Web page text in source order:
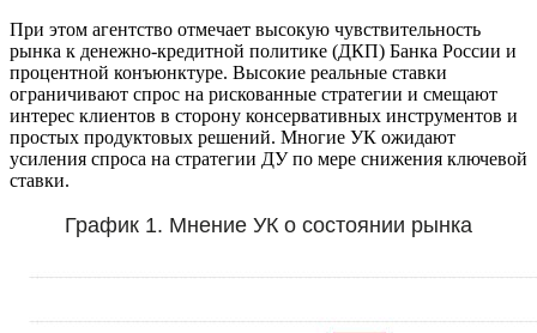
При этом агентство отмечает высокую чувствительность
рынка к денежно-кредитной политике (ДКП) Банка России и
процентной конъюнктуре. Высокие реальные ставки
ограничивают спрос на рискованные стратегии и смещают
интерес клиентов в сторону консервативных инструментов и
простых продуктовых решений. Многие УК ожидают
усиления спроса на стратегии ДУ по мере снижения ключевой
ставки.
График 1. Мнение УК о состоянии рынка